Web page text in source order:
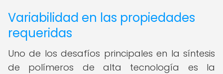
Variabilidad en las propiedades
requeridas
Uno de los desafíos principales en la síntesis
de polímeros de alta tecnología es la